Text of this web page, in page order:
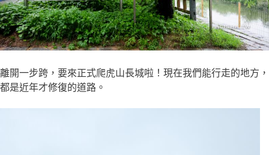
離開一步跨，要來正式爬虎山長城啦！現在我們能行走的地方，
都是近年才修復的道路。